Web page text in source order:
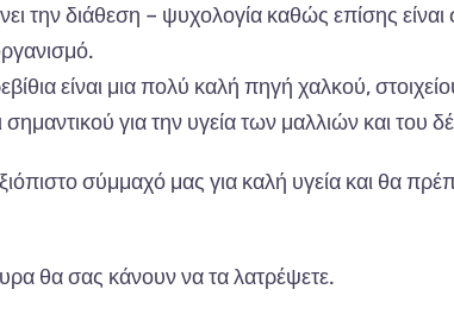
την διάθεση – ψυχολογία καθώς επίσης είναι
είναι μια πολύ καλή πηγή χαλκού,
για την υγεία των μαλλιών και του
σύμμαχό μας για καλή υγεία και θα
θα σας κάνουν να τα λατρέψετε.